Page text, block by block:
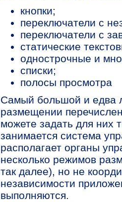
кнопки;
переключатели с
переключатели с
статические
однострочные и
списки;
полосы просмотра
Самый большой и едва
размещении
можете задать для
занимается система
располагает органы
несколько режимов
так далее), но не
независимости
выполняются.